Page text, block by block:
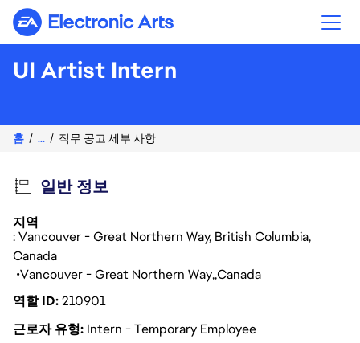
Electronic Arts
UI Artist Intern
홈 ... 직무 공고 세부 사항
일반 정보
지역
: Vancouver - Great Northern Way, British Columbia,
Canada
Vancouver - Great Northern Way Canada
역할 ID210901
근로자 유형 Intern - Temporary Employee